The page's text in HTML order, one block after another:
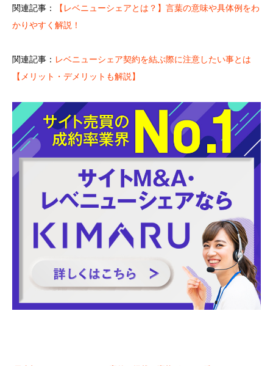
関連記事：
【レベニューシェアとは？】言葉の意味や具体例をわ
かりやすく解説！
関連記事： レベニューシェア契約を結ぶ際に注意したい事とは
【メリット・デメリットも解説】